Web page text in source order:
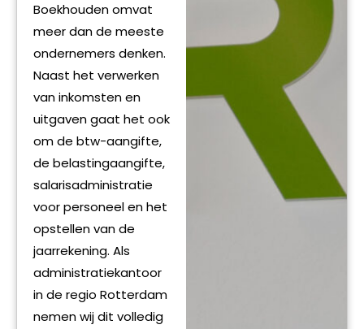
Boekhouden omvat
meer dan de meeste
ondernemers denken.
Naast het verwerken
van inkomsten en
uitgaven gaat het ook
om de btw-aangifte,
de belastingaangifte,
salarisadministratie
voor personeel en het
opstellen van de
jaarrekening. Als
administratiekantoor
in de regio Rotterdam
nemen wij dit volledig